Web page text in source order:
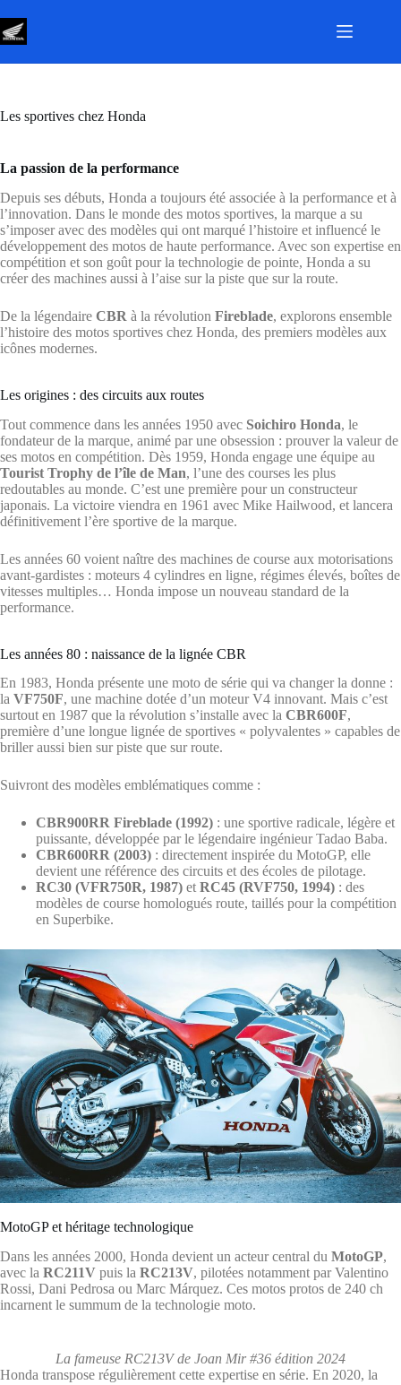
au
contenu
Les sportives chez Honda
La passion de la performance
Depuis ses débuts, Honda a toujours été associée à la performance et à
l’innovation. Dans le monde des motos sportives, la marque a su
s’imposer avec des modèles qui ont marqué l’histoire et influencé le
développement des motos de haute performance. Avec son expertise en
compétition et son goût pour la technologie de pointe, Honda a su
créer des machines aussi à l’aise sur la piste que sur la route.
De la légendaire CBR à la révolution Fireblade, explorons ensemble
l’histoire des motos sportives chez Honda, des premiers modèles aux
icônes modernes.
Les origines : des circuits aux routes
Tout commence dans les années 1950 avec Soichiro Honda, le
fondateur de la marque, animé par une obsession : prouver la valeur de
ses motos en compétition. Dès 1959, Honda engage une équipe au
Tourist Trophy de l’île de Man, l’une des courses les plus
redoutables au monde. C’est une première pour un constructeur
japonais. La victoire viendra en 1961 avec Mike Hailwood, et lancera
définitivement l’ère sportive de la marque.
Les années 60 voient naître des machines de course aux motorisations
avant-gardistes : moteurs 4 cylindres en ligne, régimes élevés, boîtes de
vitesses multiples… Honda impose un nouveau standard de la
performance.
Les années 80 : naissance de la lignée CBR
En 1983, Honda présente une moto de série qui va changer la donne :
la VF750F, une machine dotée d’un moteur V4 innovant. Mais c’est
surtout en 1987 que la révolution s’installe avec la CBR600F,
première d’une longue lignée de sportives « polyvalentes » capables de
briller aussi bien sur piste que sur route.
Suivront des modèles emblématiques comme :
CBR900RR Fireblade (1992) : une sportive radicale, légère et
puissante, développée par le légendaire ingénieur Tadao Baba.
CBR600RR (2003) : directement inspirée du MotoGP, elle
devient une référence des circuits et des écoles de pilotage.
RC30 (VFR750R, 1987) et RC45 (RVF750, 1994) : des
modèles de course homologués route, taillés pour la compétition
en Superbike.
MotoGP et héritage technologique
Dans les années 2000, Honda devient un acteur central du MotoGP,
avec la RC211V puis la RC213V, pilotées notamment par Valentino
Rossi, Dani Pedrosa ou Marc Márquez. Ces motos protos de 240 ch
incarnent le summum de la technologie moto.
La fameuse RC213V de Joan Mir #36 édition 2024
Honda transpose régulièrement cette expertise en série. En 2020, la